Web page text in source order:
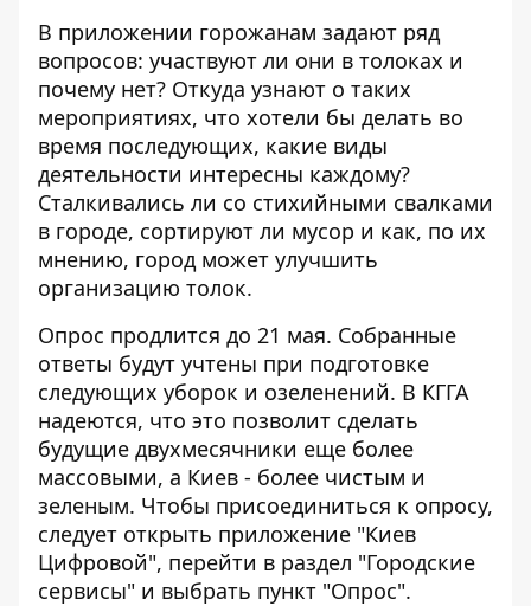
В приложении горожанам задают ряд
вопросов: участвуют ли они в толоках и
почему нет? Откуда узнают о таких
мероприятиях, что хотели бы делать во
время последующих, какие виды
деятельности интересны каждому?
Сталкивались ли со стихийными свалками
в городе, сортируют ли мусор и как, по их
мнению, город может улучшить
организацию толок.
Опрос продлится до 21 мая. Собранные
ответы будут учтены при подготовке
следующих уборок и озеленений. В КГГА
надеются, что это позволит сделать
будущие двухмесячники еще более
массовыми, а Киев - более чистым и
зеленым. Чтобы присоединиться к опросу,
следует открыть приложение "Киев
Цифровой", перейти в раздел "Городские
сервисы" и выбрать пункт "Опрос".